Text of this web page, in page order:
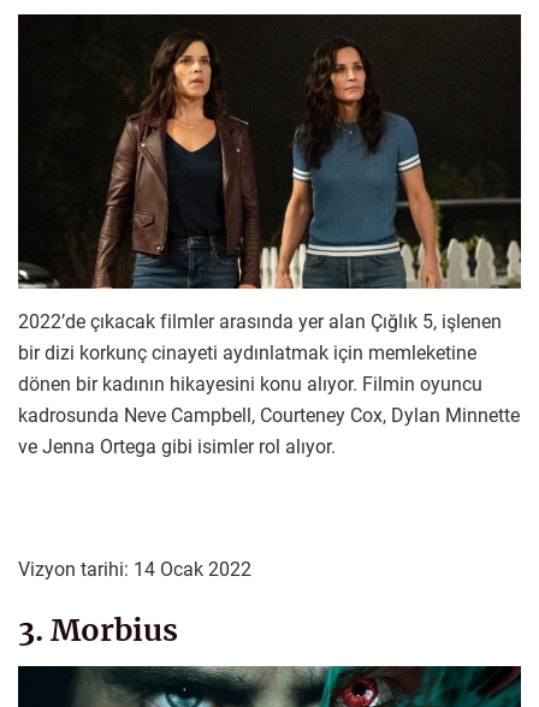
2022’de çıkacak filmler arasında yer alan Çığlık 5, işlenen
bir dizi korkunç cinayeti aydınlatmak için memleketine
dönen bir kadının hikayesini konu alıyor. Filmin oyuncu
kadrosunda Neve Campbell, Courteney Cox, Dylan Minnette
ve Jenna Ortega gibi isimler rol alıyor.
Vizyon tarihi: 14 Ocak 2022
3. Morbius